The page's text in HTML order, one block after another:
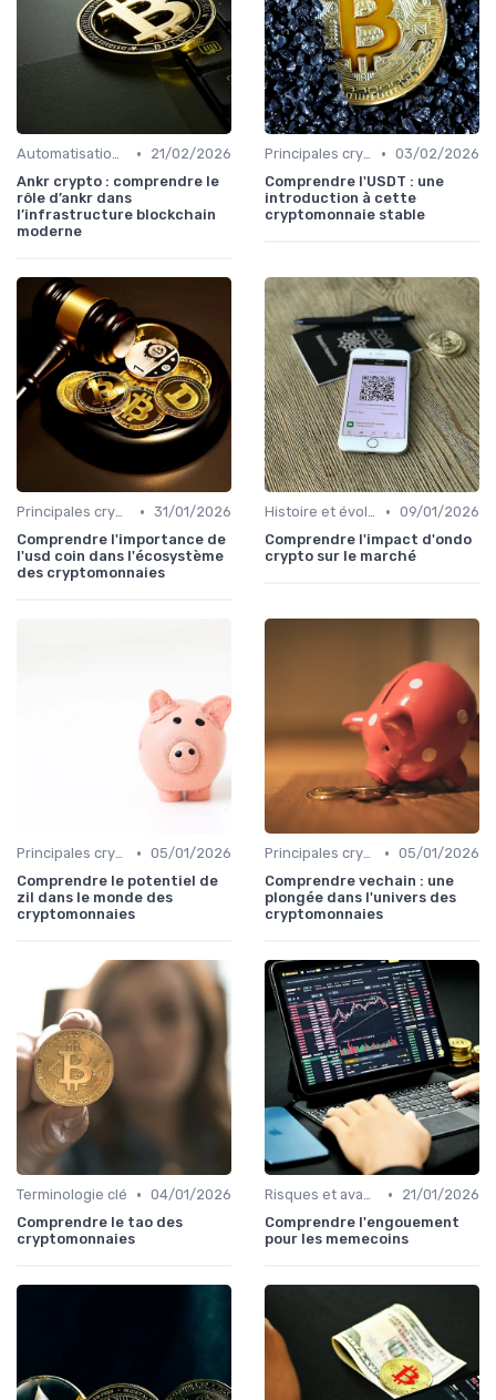
Automatisation et robots de trading •
21/02/2026
Ankr crypto : comprendre le
rôle d’ankr dans
l’infrastructure blockchain
moderne
Principales cryptomonnaies pour l'investissement • 03/02/2026
Comprendre l'USDT : une
introduction à cette
cryptomonnaie stable
Principales cryptomonnaies pour l'investissement • 31/01/2026
Comprendre l'importance de
l'usd coin dans l'écosystème
des cryptomonnaies
Histoire et évolution du marché des cryptos • 09/01/2026
Comprendre l'impact d'ondo
crypto sur le marché
Principales cryptomonnaies pour l'investissement • 05/01/2026
Comprendre le potentiel de
zil dans le monde des
cryptomonnaies
Principales cryptomonnaies pour l'investissement • 05/01/2026
Comprendre vechain : une
plongée dans l'univers des
cryptomonnaies
Terminologie clé • 04/01/2026
Comprendre le tao des
cryptomonnaies
Risques et avantages •
21/01/2026
Comprendre l'engouement
pour les memecoins